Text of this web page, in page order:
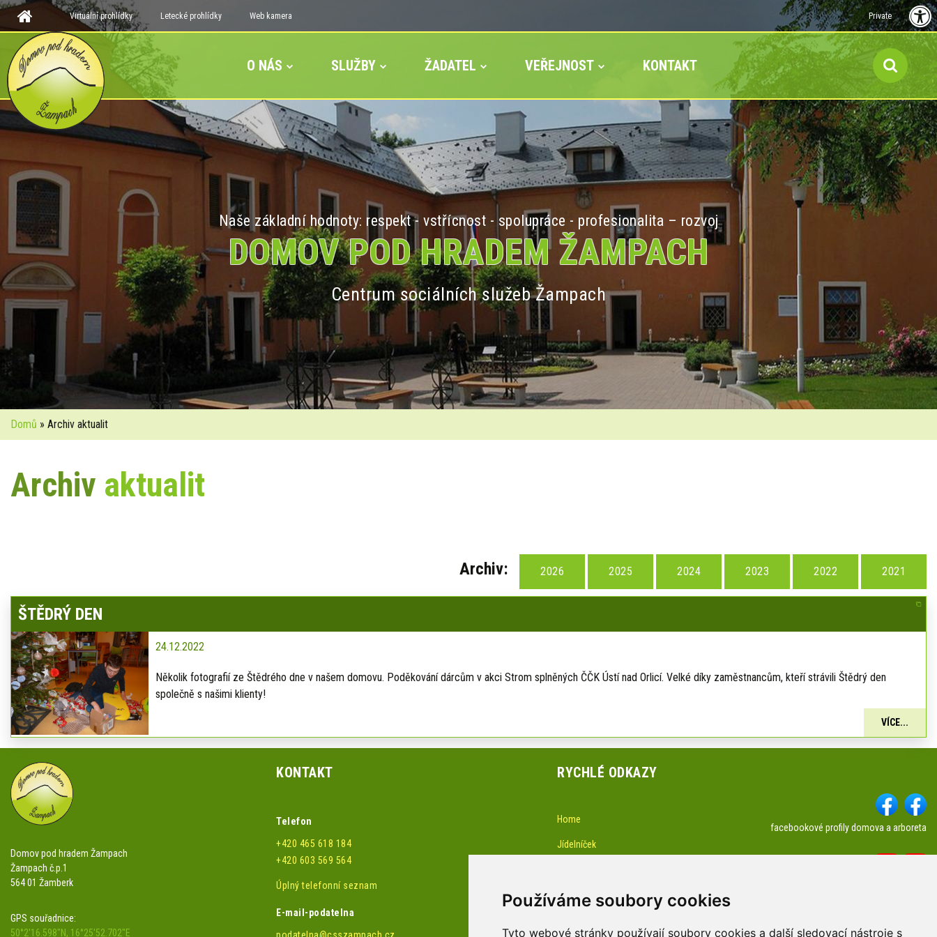
Používáme soubory cookies
Tyto webové stránky používají soubory cookies a další sledovací nástroje s
Virtuální prohlídky Letecké prohlídky Web kamera Private
O NÁS SLUŽBY ŽADATEL VEŘEJNOST KONTAKT
Naše základní hodnoty: respekt - vstřícnost - spolupráce - profesionalita – rozvoj
DOMOV POD HRADEM ŽAMPACH
Centrum sociálních služeb Žampach
Domů » Archiv aktualit
Archiv aktualit
Archiv: 2026 2025 2024 2023 2022 2021
ŠTĚDRÝ DEN
24.12.2022
Několik fotografií ze Štědrého dne v našem domovu. Poděkování dárcům v akci Strom splněných ČČK Ústí nad Orlicí. Velké díky zaměstnancům, kteří strávili Štědrý den
společně s našimi klienty!
VÍCE...
Domov pod hradem Žampach
Žampach č.p.1
564 01 Žamberk
GPS souřadnice:
50°2'16.598"N, 16°25'52.702"E
KONTAKT
Telefon
+420 465 618 184
+420 603 569 564
Úplný telefonní seznam
E-mail-podatelna
podatelna@csszampach.cz
RYCHLÉ ODKAZY
Home
Jídelníček
Žádost o službu a kontakty
facebookové profily domova a arboreta